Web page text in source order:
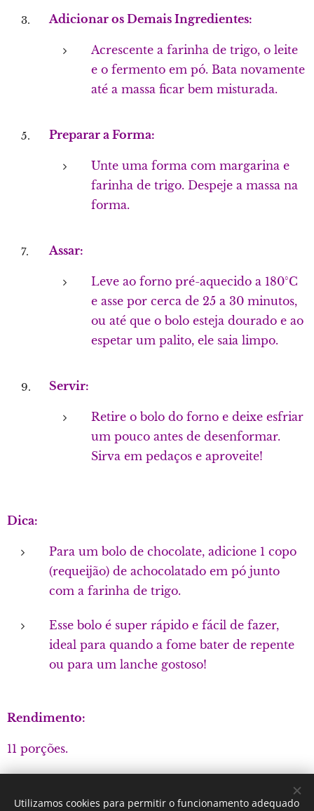
Adicionar os Demais Ingredientes:
Acrescente a farinha de trigo, o leite
e o fermento em pó. Bata novamente
até a massa ficar bem misturada.
Preparar a Forma:
Unte uma forma com margarina e
farinha de trigo. Despeje a massa na
forma.
Assar:
Leve ao forno pré-aquecido a 180°C
e asse por cerca de 25 a 30 minutos,
ou até que o bolo esteja dourado e ao
espetar um palito, ele saia limpo.
Servir:
Retire o bolo do forno e deixe esfriar
um pouco antes de desenformar.
Sirva em pedaços e aproveite!
Dica:
Para um bolo de chocolate, adicione 1 copo
(requeijão) de achocolatado em pó junto
com a farinha de trigo.
Esse bolo é super rápido e fácil de fazer,
ideal para quando a fome bater de repente
ou para um lanche gostoso!
Rendimento:
11 porções.
Utilizamos cookies para permitir o funcionamento adequado